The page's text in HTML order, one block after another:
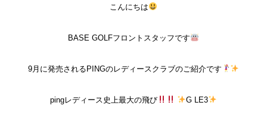
こんにちは
BASE GOLFフロントスタッフです
9月に発売される PINGのレディースクラブのご紹介です
pingレディース史上最大の飛び G LE3